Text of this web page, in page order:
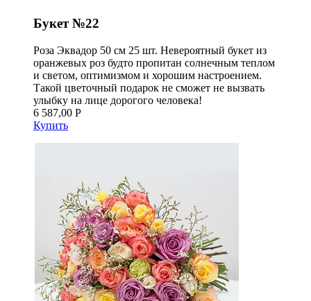
Букет №22
Роза Эквадор 50 см 25 шт. Невероятный букет из
оранжевых роз будто пропитан солнечным теплом
и светом, оптимизмом и хорошим настроением.
Такой цветочный подарок не сможет не вызвать
улыбку на лице дорогого человека!
6 587,00 Р
Купить